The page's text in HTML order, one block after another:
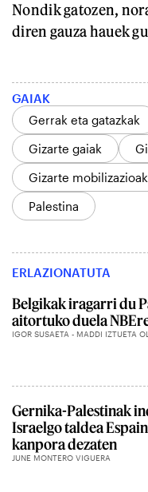
Nondik gatozen,
diren gauza hauek
GAIAK
Gerrak eta gatazkak
Gizarte gaiak
Gizarte mobilizazioak
Palestina
ERLAZIONATUTA
Belgikak iragarri du
aitortuko duela
IGOR SUSAETA - MADDI IZTUETA
Gernika-Palestinak
Israelgo taldea
kanpora dezaten
JUNE MONTERO VIGUERA